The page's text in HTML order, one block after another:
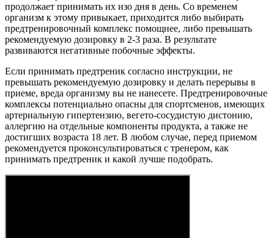
продолжает принимать их изо дня в день. Со временем
организм к этому привыкает, приходится либо выбирать
предтренировочный комплекс помощнее, либо превышать
рекомендуемую дозировку в 2-3 раза. В результате
развиваются негативные побочные эффекты.
Если принимать предтреник согласно инструкции, не
превышать рекомендуемую дозировку и делать перерывы в
приеме, вреда организму вы не нанесете. Предтренировочные
комплексы потенциально опасны для спортсменов, имеющих
артериальную гипертензию, вегето-сосудистую дистонию,
аллергию на отдельные компоненты продукта, а также не
достигших возраста 18 лет. В любом случае, перед приемом
рекомендуется проконсультироваться с тренером, как
принимать предтреник и какой лучше подобрать.